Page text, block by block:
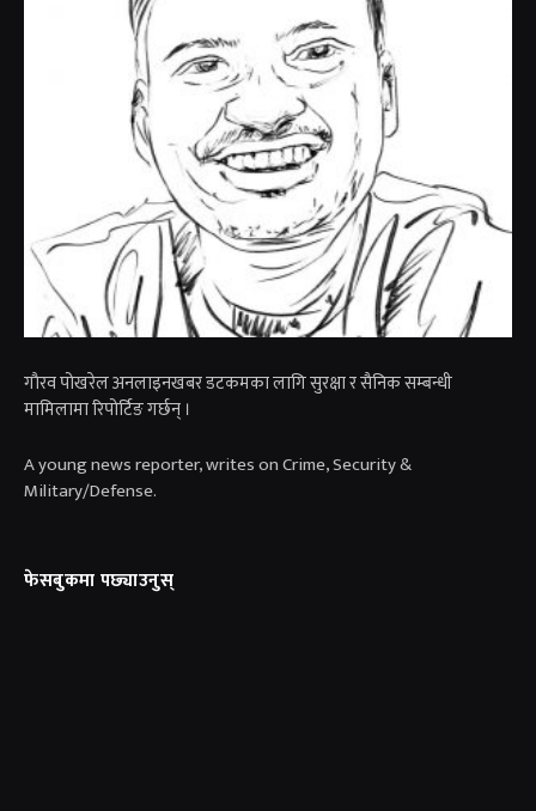
गाैरव पोखरेल अनलाइनखबर डटकमका लागि सुरक्षा र सैनिक सम्बन्धी
मामिलामा रिपोर्टिङ गर्छन् ।
A young news reporter, writes on Crime, Security &
Military/Defense.
फेसबुकमा पछ्याउनुस्